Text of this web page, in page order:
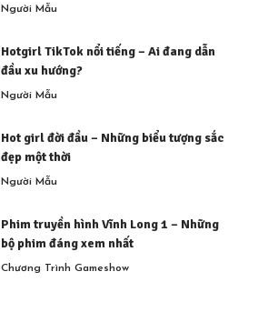
Người Mẫu
Hotgirl TikTok nổi tiếng – Ai đang dẫn
đầu xu hướng?
Người Mẫu
Hot girl đời đầu – Những biểu tượng sắc
đẹp một thời
Người Mẫu
Phim truyền hình Vĩnh Long 1 – Những
bộ phim đáng xem nhất
Chương Trình Gameshow